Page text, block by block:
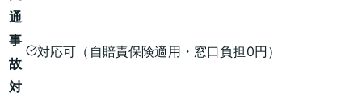
通
事
故
対
対応可（自賠責保険適用・窓口負担0円）